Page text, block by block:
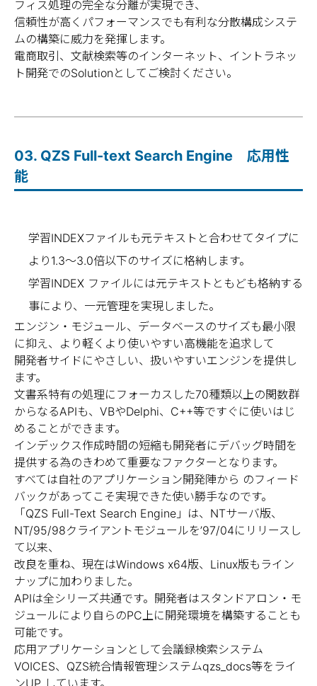
同義語・類義語辞書「QZSシソーラス」を実
装
people」、「old women」、「the
年」、「高齢者」、「年寄り」、「老
一般語を収録したQZSシソーラスにはユー
ユーザー辞書として目的別に複数の辞書を
設定する事もできます。
ンテンツが提供されます。
日本語あいまい検索を実装
例えば、「ネットワークコンピューター」
ピュータ」が検索ヒットします。
ヒット個所の詳細情報取得
同義語辞書、あいまい条件に完全対応し
た、ヒット個所のオフセット、レングスが
取得できます。
これによりヒット個所のハイライト表示や
最初のヒット個所の前後１０文字を表示と
いった画面を実現します。
検索結果のソート
検索結果から必要なフィールドだけを任意
のソート条件で取り出す事ができます。
例えば、文書を検索して日付の新しい物順
フィス処理の完全な分離が実現でき、
信頼性が高くパフォーマンスでも有利な分散構成システ
ムの構築に威力を発揮します。
電商取引、文献検索等のインターネット、イントラネッ
ト開発でのSolutionとしてご検討ください。
03. QZS Full-text Search Engine 応用性
能
学習INDEXファイルも元テキストと合わせてタイプに
より1.3～3.0倍以下のサイズに格納します。
学習INDEX ファイルには元テキストともども格納する
事により、一元管理を実現しました。
エンジン・モジュール、データベースのサイズも最小限
に抑え、より軽くより使いやすい高機能を追求して
開発者サイドにやさしい、扱いやすいエンジンを提供し
ます。
文書系特有の処理にフォーカスした70種類以上の関数群
からなるAPIも、VBやDelphi、C++等ですぐに使いはじ
めることができます。
インデックス作成時間の短縮も開発者にデバッグ時間を
提供する為のきわめて重要なファクターとなります。
すべては自社のアプリケーション開発陣から のフィード
バックがあってこそ実現できた使い勝手なのです。
「QZS Full-Text Search Engine」は、NTサーバ版、
NT/95/98クライアントモジュールを’97/04にリリースし
て以来、
改良を重ね、現在はWindows x64版、Linux版もライン
ナップに加わりました。
APIは全シリーズ共通です。開発者はスタンドアロン・モ
ジュールにより自らのPC上に開発環境を構築することも
可能です。
応用アプリケーションとして会議録検索システム
VOICES、QZS統合情報管理システムqzs_docs等をライ
ンUP しています。